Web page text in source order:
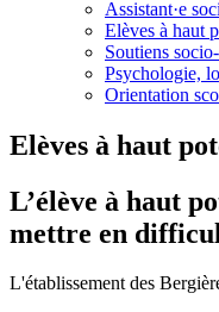
Assistant·e
Elèves à haut
Soutiens
Psychologie,
Orientation
Elèves à haut
L’élève à haut
mettre en
L'établissement des